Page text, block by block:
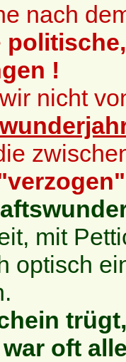
nach
!
nicht
mit
optisch
war oft